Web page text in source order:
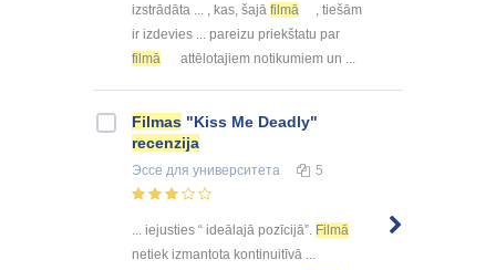
izstrādāta ... , kas, šajā filmā
, tiešām
ir izdevies ... pareizu priekštatu par
filmā
attēlotajiem notikumiem un ...
Filmas "Kiss Me Deadly"
recenzija
Эссе для университета 5
... iejusties “ ideālajā pozīcijā”. Filmā
netiek izmantota kontinuitīvā ...